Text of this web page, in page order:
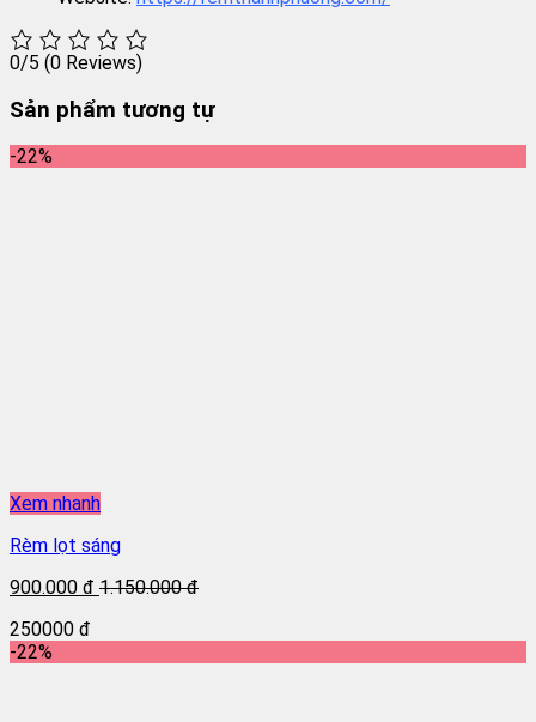
0/5 (0 Reviews)
Sản phẩm tương tự
-22%
Xem nhanh
Rèm lọt sáng
900.000 đ 1.150.000 đ
250000 đ
-22%